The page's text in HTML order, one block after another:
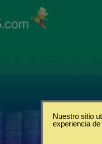
Nuestro sitio
experiencia